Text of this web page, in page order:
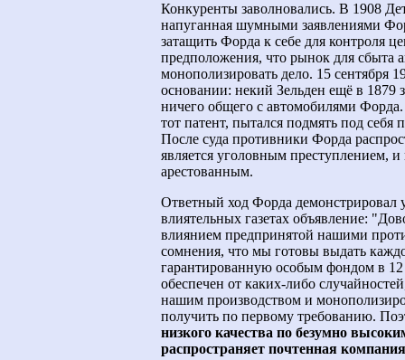
Конкуренты заволновались. В 1908
напуганная шумными заявлениями
затащить Форда к себе для контроля
предположения, что рынок для сбыта
монополизировать дело. 15 сентября
основании: некий Зельден ещё в
ничего общего с автомобилями
тот патент, пытался подмять под себя
После суда противники Форда
является уголовным преступлением,
арестованным.
Ответный ход Форда демонстрировал
влиятельных газетах объявление:
влиянием предпринятой нашими
сомнения, что мы готовы выдать
гарантированную особым фондом в
обеспечен от каких-либо
нашим производством и
получить по первому требованию.
низкого качества по безумно
распространяет почтенная